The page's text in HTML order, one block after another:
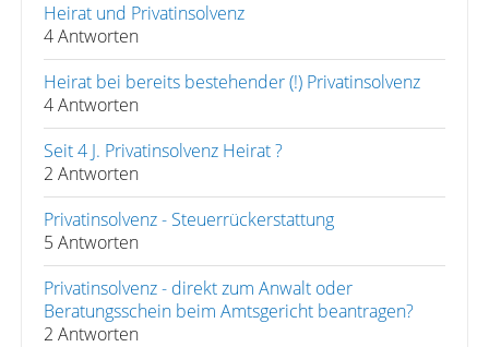
Heirat und Privatinsolvenz
4 Antworten
Heirat bei bereits bestehender (!) Privatinsolvenz
4 Antworten
Seit 4 J. Privatinsolvenz Heirat ?
2 Antworten
Privatinsolvenz - Steuerrückerstattung
5 Antworten
Privatinsolvenz - direkt zum Anwalt oder
Beratungsschein beim Amtsgericht beantragen?
2 Antworten